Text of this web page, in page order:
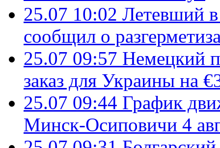
25.07 10:02 Летевший
сообщил о
25.07 09:57 Немецкий
заказ для Украины на
25.07 09:44 График
Минск-Осиповичи 4